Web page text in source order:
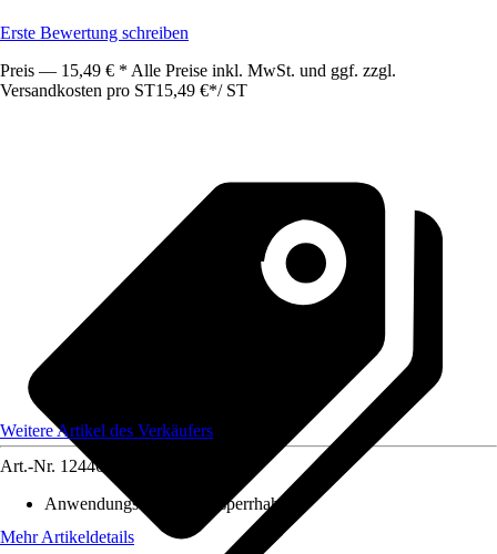
Erste Bewertung schreiben
Preis — 15,49 € * Alle Preise inkl. MwSt. und ggf. zzgl.
Versandkosten pro ST15,49 €*/ ST
Weitere Artikel des Verkäufers
Art.-Nr. 12446605
Anwendungsbereich
Absperrhahn
Mehr Artikeldetails